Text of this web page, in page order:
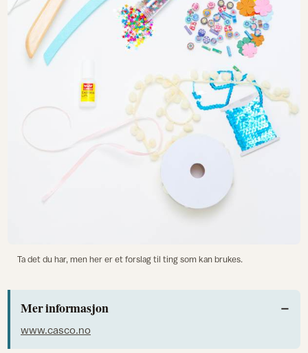
Ta det du har, men her er et forslag til ting som kan brukes.
Mer informasjon
www.casco.no